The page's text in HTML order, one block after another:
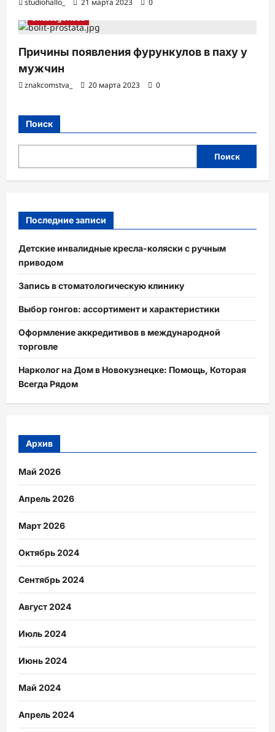
Uncategorised
Причины появления фурункулов в паху у
мужчин
znakcomstva_ 20 марта 2023 0
Поиск
Поиск
Последние записи
Детские инвалидные кресла-коляски с ручным
приводом
Запись в стоматологическую клинику
Выбор гонгов: ассортимент и характеристики
Оформление аккредитивов в международной
торговле
Нарколог на Дом в Новокузнецке: Помощь, Которая
Всегда Рядом
Архив
Май 2026
Апрель 2026
Март 2026
Октябрь 2024
Сентябрь 2024
Август 2024
Июль 2024
Июнь 2024
Май 2024
Апрель 2024